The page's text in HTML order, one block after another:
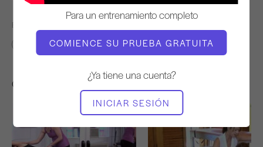
Para un entrenamiento completo
COMIENCE SU PRUEBA GRATUITA
¿Ya tiene una cuenta?
INICIAR SESIÓN
ENCONTRAR CLASES SIMILARES PARA
0 - 10 min
Silla Wunda
Otros entrenamientos que te pueden gustar